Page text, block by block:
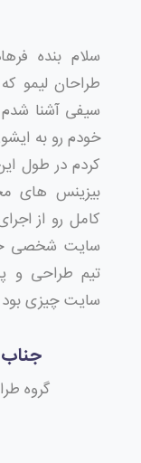
سلام بنده
سیفی آشنا
خودم رو به
بیزینس های
کامل رو از
سایت شخصی
تیم طراحی و
سایت چیزی بود
گروه